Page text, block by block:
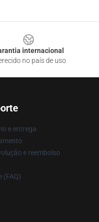
internacional
no país de uso
e entrega
e reembolso
(FAQ)